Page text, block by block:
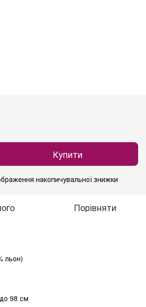
Купити
накопичувальної знижки
Порівняти
льон)
98 см